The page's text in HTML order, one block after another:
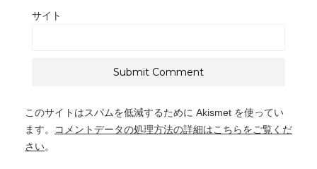
サイト
このサイトはスパムを低減するために Akismet を使ってい
ます。
コメントデータの処理方法の詳細はこちらをご覧くだ
さい。